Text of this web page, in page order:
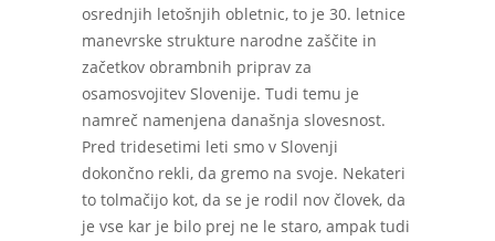
osrednjih letošnjih obletnic, to je 30. letnice
manevrske strukture narodne zaščite in
začetkov obrambnih priprav za
osamosvojitev Slovenije. Tudi temu je
namreč namenjena današnja slovesnost.
Pred tridesetimi leti smo v Slovenji
dokončno rekli, da gremo na svoje. Nekateri
to tolmačijo kot, da se je rodil nov človek, da
je vse kar je bilo prej ne le staro, ampak tudi